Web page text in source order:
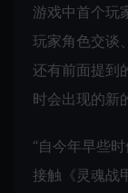
游戏中首个玩
玩家角色交谈
还有前面提到
时会出现的新
“自今年早些
接触《灵魂战